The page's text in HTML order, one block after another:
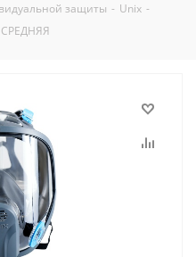
защиты - Unix -